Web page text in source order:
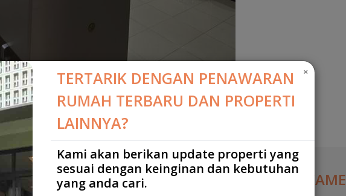
YOVIE FAME
TERTARIK DENGAN PENAWARAN
RUMAH TERBARU DAN PROPERTI
LAINNYA?
×
Kami akan berikan update properti yang
sesuai dengan keinginan dan kebutuhan
yang anda cari.